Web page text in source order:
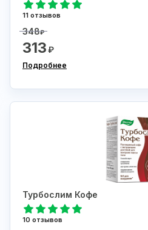
11 отзывов
348₽
313₽
Подробнее
Турбослим Кофе
10 отзывов